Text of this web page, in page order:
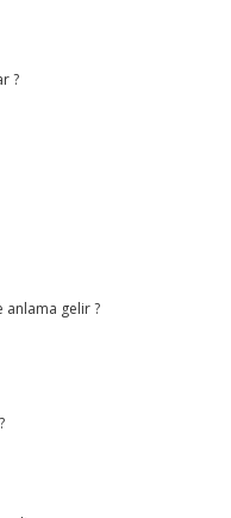
?
anlama gelir ?